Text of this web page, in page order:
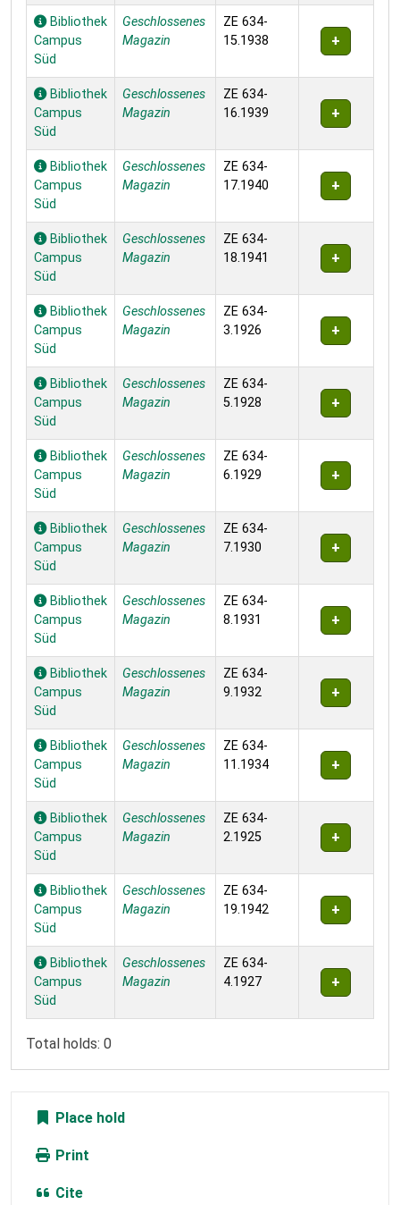
Bibliothek
Campus
Süd
Geschlossenes
Magazin
ZE 634-
15.1938
Bibliothek
Campus
Süd
Geschlossenes
Magazin
ZE 634-
16.1939
Bibliothek
Campus
Süd
Geschlossenes
Magazin
ZE 634-
17.1940
Bibliothek
Campus
Süd
Geschlossenes
Magazin
ZE 634-
18.1941
Bibliothek
Campus
Süd
Geschlossenes
Magazin
ZE 634-
3.1926
Bibliothek
Campus
Süd
Geschlossenes
Magazin
ZE 634-
5.1928
Bibliothek
Campus
Süd
Geschlossenes
Magazin
ZE 634-
6.1929
Bibliothek
Campus
Süd
Geschlossenes
Magazin
ZE 634-
7.1930
Bibliothek
Campus
Süd
Geschlossenes
Magazin
ZE 634-
8.1931
Bibliothek
Campus
Süd
Geschlossenes
Magazin
ZE 634-
9.1932
Bibliothek
Campus
Süd
Geschlossenes
Magazin
ZE 634-
11.1934
Bibliothek
Campus
Süd
Geschlossenes
Magazin
ZE 634-
2.1925
Bibliothek
Campus
Süd
Geschlossenes
Magazin
ZE 634-
19.1942
Bibliothek
Campus
Süd
Geschlossenes
Magazin
ZE 634-
4.1927
Total holds: 0
Place hold
Print
Cite